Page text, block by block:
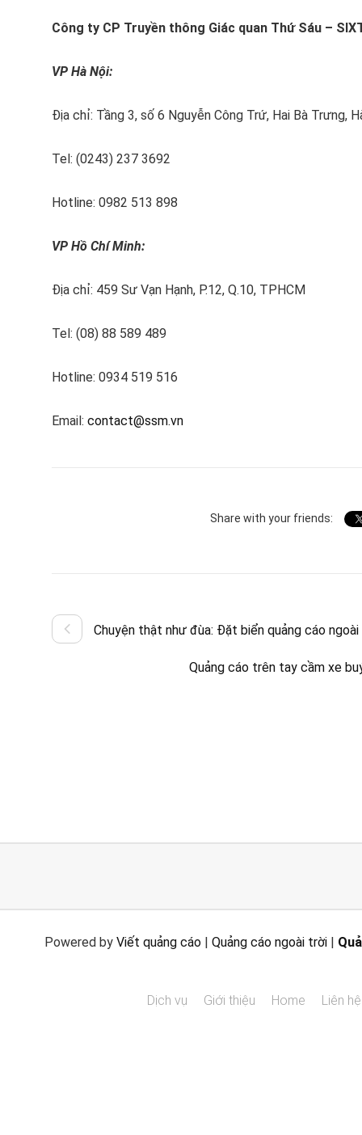
Công ty CP Truyền thông Giác quan Thứ Sáu –
VP Hà Nội:
Địa chỉ: Tầng 3, số 6 Nguyễn Công Trứ, Hai Bà Trưng,
Tel: (0243) 237 3692
Hotline: 0982 513 898
VP Hồ Chí Minh:
Địa chỉ: 459 Sư Vạn Hạnh, P.12, Q.10, TPHCM
Tel: (08) 88 589 489
Hotline: 0934 519 516
Email: contact@ssm.vn
Share with your friends:
Chuyện thật như đùa: Đặt biển quảng cáo
Quảng cáo trên tay cầm xe
Powered by Viết quảng cáo Quảng cáo ngoài trời
Dịch vụ Giới thiệu Home Liên hệ